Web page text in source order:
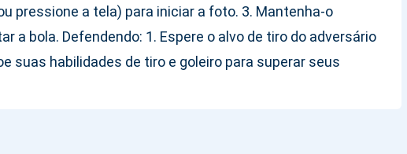
pressione a tela) para iniciar a foto. 3. Mantenha-o
a bola. Defendendo: 1. Espere o alvo de tiro do adversário
suas habilidades de tiro e goleiro para superar seus